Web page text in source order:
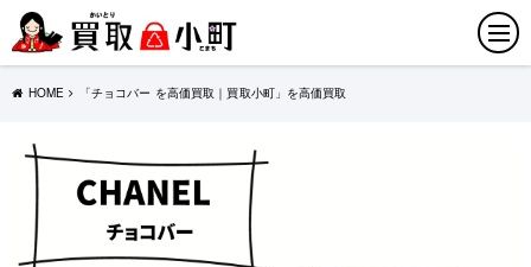
HOME 「チョコバー を高価買取｜買取小町」を高価買取